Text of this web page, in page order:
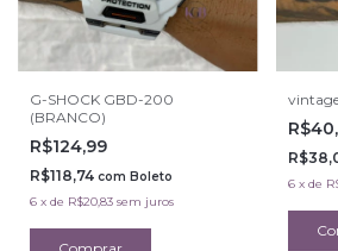
G-SHOCK GBD-200
(BRANCO)
R$124,99
R$118,74 com Boleto
6 x de R$20,83 sem juros
6 x de